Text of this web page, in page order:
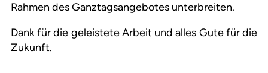
Rahmen des Ganztagsangebotes unterbreiten.
Dank für die geleistete Arbeit und alles Gute für die
Zukunft.